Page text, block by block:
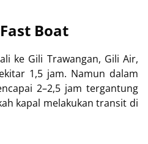
Boat
ke Gili Trawangan, Gili Air,
1,5 jam. Namun dalam
2–2,5 jam tergantung
kapal melakukan transit di